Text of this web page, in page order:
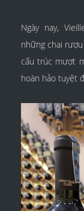
Ngày nay,
những chai
cấu trúc mượt
hoàn hảo tuyệt